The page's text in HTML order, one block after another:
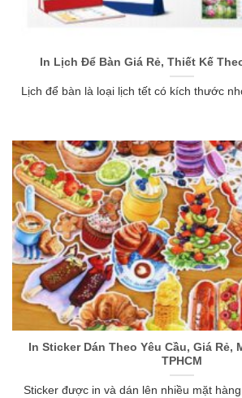
In Lịch Để Bàn Giá Rẻ, Thiết Kế
Lịch để bàn là loại lịch tết có kích thước
In Sticker Dán Theo Yêu Cầu, Giá Rẻ,
TPHCM
Sticker được in và dán lên nhiều mặt